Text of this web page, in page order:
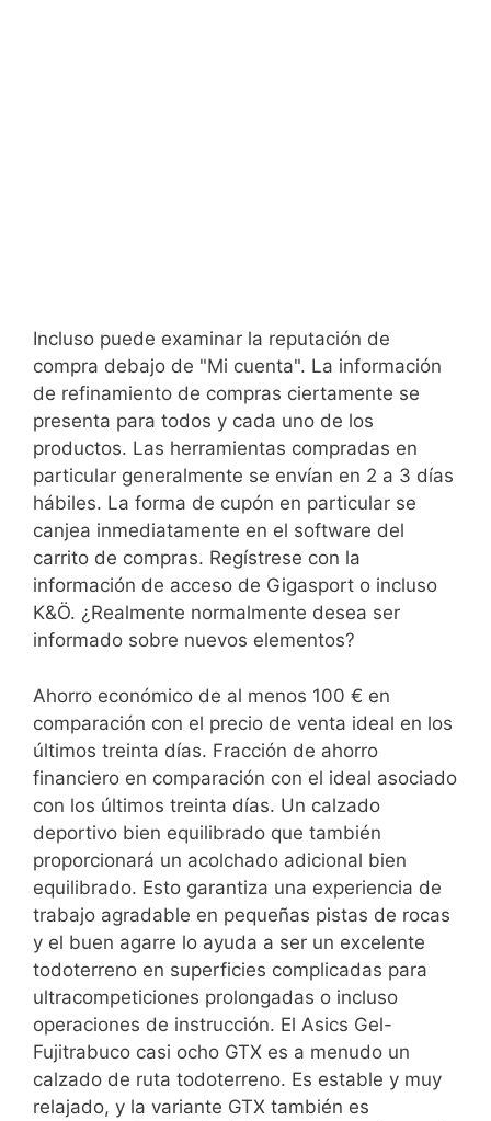
Incluso puede examinar la reputación de
compra debajo de "Mi cuenta". La información
de refinamiento de compras ciertamente se
presenta para todos y cada uno de los
productos. Las herramientas compradas en
particular generalmente se envían en 2 a 3 días
hábiles. La forma de cupón en particular se
canjea inmediatamente en el software del
carrito de compras. Regístrese con la
información de acceso de Gigasport o incluso
K&Ö. ¿Realmente normalmente desea ser
informado sobre nuevos elementos?
Ahorro económico de al menos 100 € en
comparación con el precio de venta ideal en los
últimos treinta días. Fracción de ahorro
financiero en comparación con el ideal asociado
con los últimos treinta días. Un calzado
deportivo bien equilibrado que también
proporcionará un acolchado adicional bien
equilibrado. Esto garantiza una experiencia de
trabajo agradable en pequeñas pistas de rocas
y el buen agarre lo ayuda a ser un excelente
todoterreno en superficies complicadas para
ultracompeticiones prolongadas o incluso
operaciones de instrucción. El Asics Gel-
Fujitrabuco casi ocho GTX es a menudo un
calzado de ruta todoterreno. Es estable y muy
relajado, y la variante GTX también es